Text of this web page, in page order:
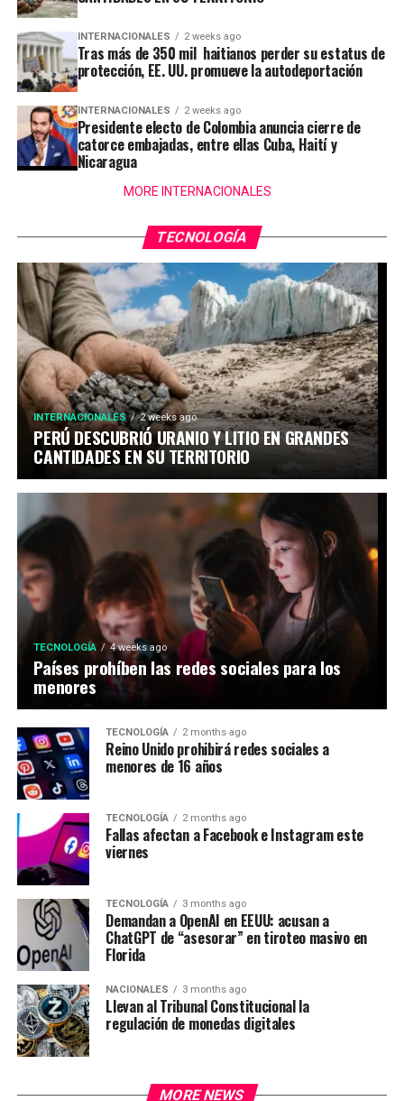
INTERNACIONALES 2 weeks ago
Tras más de 350 mil haitianos perder su estatus de
protección, EE. UU. promueve la autodeportación
INTERNACIONALES 2 weeks ago
Presidente electo de Colombia anuncia cierre de
catorce embajadas, entre ellas Cuba, Haití y
Nicaragua
MORE INTERNACIONALES
TECNOLOGÍA
INTERNACIONALES 2 weeks ago
PERÚ DESCUBRIÓ URANIO Y LITIO EN GRANDES
CANTIDADES EN SU TERRITORIO
TECNOLOGÍA 4 weeks ago
Países prohíben las redes sociales para los
menores
TECNOLOGÍA 2 months ago
Reino Unido prohibirá redes sociales a
menores de 16 años
TECNOLOGÍA 2 months ago
Fallas afectan a Facebook e Instagram este
viernes
TECNOLOGÍA 3 months ago
Demandan a OpenAI en EEUU: acusan a
ChatGPT de “asesorar” en tiroteo masivo en
Florida
NACIONALES 3 months ago
Llevan al Tribunal Constitucional la
regulación de monedas digitales
MORE NEWS